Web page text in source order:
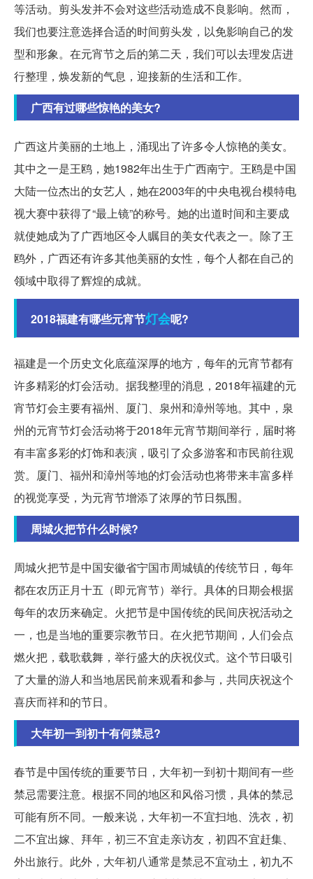
等活动。剪头发并不会对这些活动造成不良影响。然而，
我们也要注意选择合适的时间剪头发，以免影响自己的发
型和形象。在元宵节之后的第二天，我们可以去理发店进
行整理，焕发新的气息，迎接新的生活和工作。
广西有过哪些惊艳的美女?
广西这片美丽的土地上，涌现出了许多令人惊艳的美女。
其中之一是王鸥，她1982年出生于广西南宁。王鸥是中国
大陆一位杰出的女艺人，她在2003年的中央电视台模特电
视大赛中获得了“最上镜”的称号。她的出道时间和主要成
就使她成为了广西地区令人瞩目的美女代表之一。除了王
鸥外，广西还有许多其他美丽的女性，每个人都在自己的
领域中取得了辉煌的成就。
2018福建有哪些元宵节灯会呢?
福建是一个历史文化底蕴深厚的地方，每年的元宵节都有
许多精彩的灯会活动。据我整理的消息，2018年福建的元
宵节灯会主要有福州、厦门、泉州和漳州等地。其中，泉
州的元宵节灯会活动将于2018年元宵节期间举行，届时将
有丰富多彩的灯饰和表演，吸引了众多游客和市民前往观
赏。厦门、福州和漳州等地的灯会活动也将带来丰富多样
的视觉享受，为元宵节增添了浓厚的节日氛围。
周城火把节什么时候?
周城火把节是中国安徽省宁国市周城镇的传统节日，每年
都在农历正月十五（即元宵节）举行。具体的日期会根据
每年的农历来确定。火把节是中国传统的民间庆祝活动之
一，也是当地的重要宗教节日。在火把节期间，人们会点
燃火把，载歌载舞，举行盛大的庆祝仪式。这个节日吸引
了大量的游人和当地居民前来观看和参与，共同庆祝这个
喜庆而祥和的节日。
大年初一到初十有何禁忌?
春节是中国传统的重要节日，大年初一到初十期间有一些
禁忌需要注意。根据不同的地区和风俗习惯，具体的禁忌
可能有所不同。一般来说，大年初一不宜扫地、洗衣，初
二不宜出嫁、拜年，初三不宜走亲访友，初四不宜赶集、
外出旅行。此外，大年初八通常是禁忌不宜动土，初九不